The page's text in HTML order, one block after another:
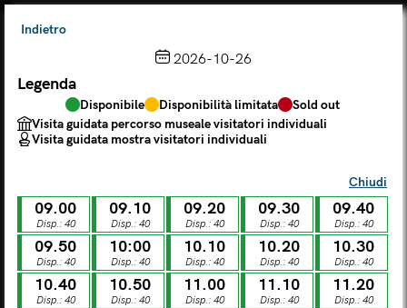
Scegli dal calendario
Il biglietto consente l'accesso a Palazzo Te, al Museo MACA e
al Tempio Leon Battista Alberti
AGOSTO
Legenda
Disponibile Disponibilità limitata
Sold out
Visita guidata percorso museale visitatori individuali
Visita guidata mostra visitatori individuali
Indietro
2026-10-26
Legenda
Disponibile Disponibilità limitata
Sold out
Visita guidata percorso museale visitatori individuali
Visita guidata mostra visitatori individuali
Chiudi
09.00
Disp.: 40
09.10
Disp.: 40
09.20
Disp.: 40
09.30
Disp.: 40
09.40
Disp.: 40
09.50
Disp.: 40
10:00
Disp.: 40
10.10
Disp.: 40
10.20
Disp.: 40
10.30
Disp.: 40
10.40
Disp.: 40
10.50
Disp.: 40
11.00
Disp.: 40
11.10
Disp.: 40
11.20
Disp.: 40